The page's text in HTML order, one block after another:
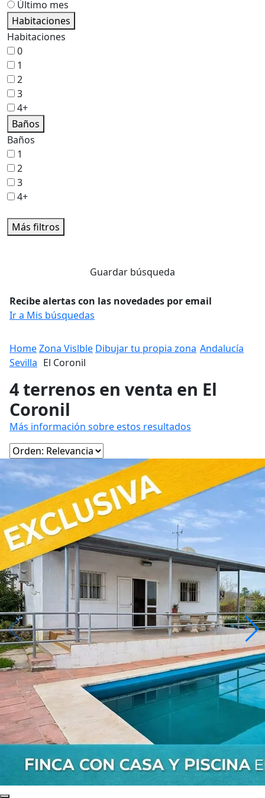
Último mes
Habitaciones
Habitaciones
0
1
2
3
4+
Baños
Baños
1
2
3
4+
Más filtros
Guardar búsqueda
Recibe alertas con las novedades por email
Ir a Mis búsquedas
HomeZona Vislble Dibujar tu propia zona Andalucía
Sevilla El Coronil
4 terrenos en venta en El
Coronil
Más información sobre estos resultados